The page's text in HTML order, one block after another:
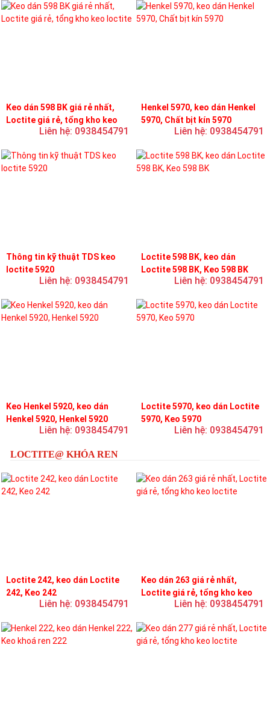
Keo dán 598 BK giá rẻ nhất,
Loctite giá rẻ, tổng kho keo
Liên hệ: 0938454791
Henkel 5970, keo dán Henkel
5970, Chất bịt kín 5970
Liên hệ: 0938454791
Thông tin kỹ thuật TDS keo
loctite 5920
Liên hệ: 0938454791
Loctite 598 BK, keo dán
Loctite 598 BK, Keo 598 BK
Liên hệ: 0938454791
Keo Henkel 5920, keo dán
Henkel 5920, Henkel 5920
Liên hệ: 0938454791
Loctite 5970, keo dán Loctite
5970, Keo 5970
Liên hệ: 0938454791
LOCTITE@ KHÓA REN
Loctite 242, keo dán Loctite
242, Keo 242
Liên hệ: 0938454791
Keo dán 263 giá rẻ nhất,
Loctite giá rẻ, tổng kho keo
Liên hệ: 0938454791